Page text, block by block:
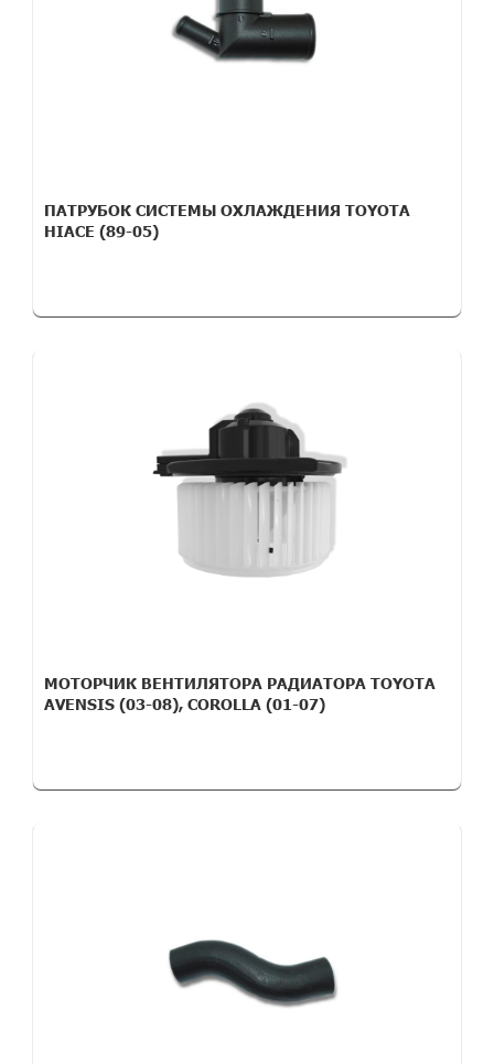
ПАТРУБОК СИСТЕМЫ ОХЛАЖДЕНИЯ TOYOTA
HIACE (89-05)
МОТОРЧИК ВЕНТИЛЯТОРА РАДИАТОРА TOYOTA
AVENSIS (03-08), COROLLA (01-07)